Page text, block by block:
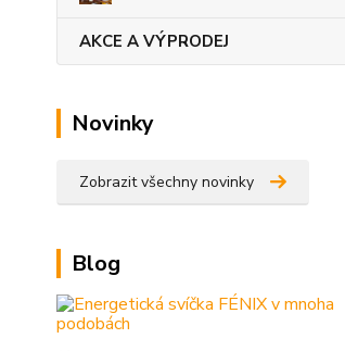
AKCE A VÝPRODEJ
Novinky
Zobrazit všechny novinky
Blog